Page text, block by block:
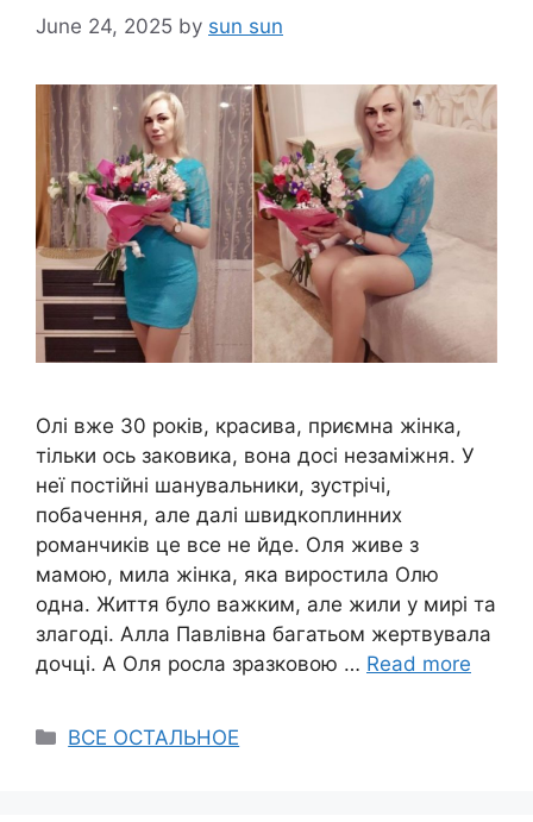
June 24, 2025 by sun sun
Олі вже 30 років, красива, приємна жінка,
тільки ось заковика, вона досі незаміжня. У
неї постійні шанувальники, зустрічі,
побачення, але далі швидкоплинних
романчиків це все не йде. Оля живе з
мамою, мила жінка, яка виростила Олю
одна. Життя було важким, але жили у мирі та
злагоді. Алла Павлівна багатьом жертвувала
дочці. А Оля росла зразковою … Read more
Categories
ВСЕ ОСТАЛЬНОЕ